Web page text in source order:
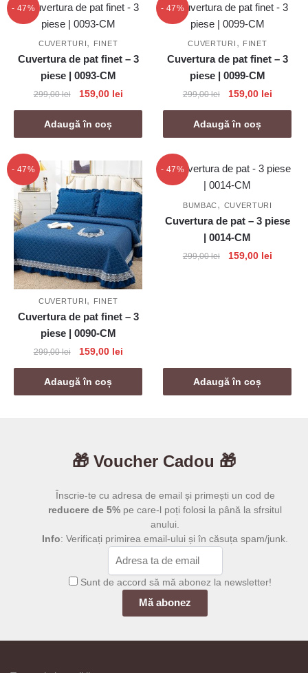
- 47%
CUVERTURI, FINET
Cuvertura de pat finet – 3
piese | 0093-CM
299,00lei
Prețul
inițial
a
fost:
159,00 leiPrețul
curent
159,00 lei.
Adaugă în coș
- 47%
CUVERTURI , FINET
Cuvertura de pat finet – 3
piese | 0099-CM
299,00lei
Prețul
inițial
a
fost:
159,00 leiPrețul
curent
159,00
Adaugă în coș
- 47%
CUVERTURI, FINET
Cuvertura de pat finet – 3
piese | 0090-CM
299,00lei
Prețul
inițial
a
fost:
159,00 leiPrețul
curent
159,00 lei.
Adaugă în coș
- 47%
BUMBAC, CUVERTURI
Cuvertura de pat – 3 piese
| 0014-CM
299,00lei
Prețul
159,00 leiPrețul
Adaugă în coș
🎁 Voucher Cadou 🎁
Înscrie-te cu adresa de email și primești un cod de
reducere de 5% pe care-l poți folosi la până la sfrsitul
anului.
Info: Verificați primirea email-ului și în căsuța spam/junk.
Sunt de accord să mă abonez la newsletter!